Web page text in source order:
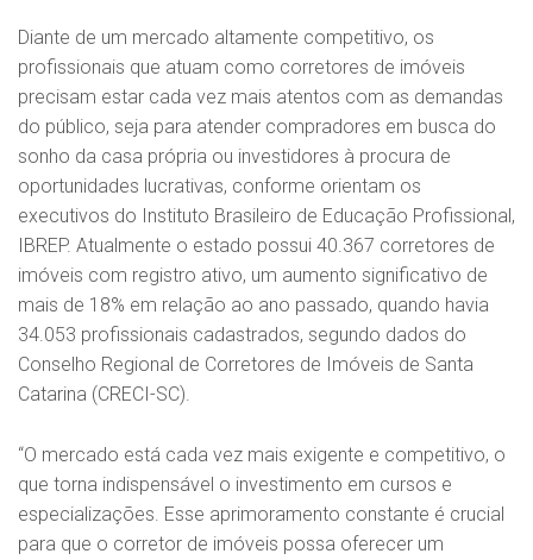
Diante de um mercado altamente competitivo, os
profissionais que atuam como corretores de imóveis
precisam estar cada vez mais atentos com as demandas
do público, seja para atender compradores em busca do
sonho da casa própria ou investidores à procura de
oportunidades lucrativas, conforme orientam os
executivos do Instituto Brasileiro de Educação Profissional,
IBREP. Atualmente o estado possui 40.367 corretores de
imóveis com registro ativo, um aumento significativo de
mais de 18% em relação ao ano passado, quando havia
34.053 profissionais cadastrados, segundo dados do
Conselho Regional de Corretores de Imóveis de Santa
Catarina (CRECI-SC).
“O mercado está cada vez mais exigente e competitivo, o
que torna indispensável o investimento em cursos e
especializações. Esse aprimoramento constante é crucial
para que o corretor de imóveis possa oferecer um